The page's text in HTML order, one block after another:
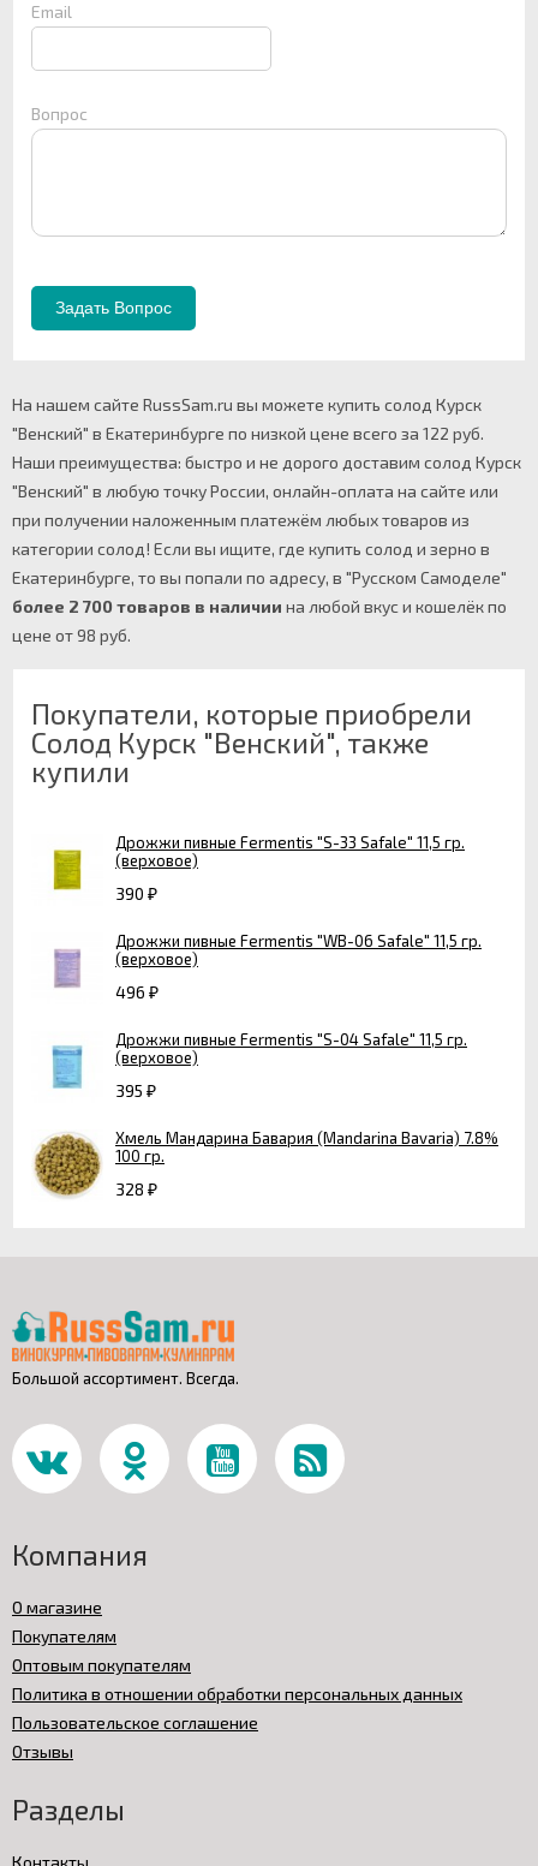
Email
Вопрос
На нашем сайте RussSam.ru вы можете купить солод Курск
"Венский" в Екатеринбурге по низкой цене всего за 122 руб.
Наши преимущества: быстро и не дорого доставим солод Курск
"Венский" в любую точку России, онлайн-оплата на сайте или
при получении наложенным платежём любых товаров из
категории солод! Если вы ищите, где купить солод и зерно в
Екатеринбурге, то вы попали по адресу, в "Русском Самоделе"
более 2 700 товаров в наличии на любой вкус и кошелёк по
цене от 98 руб.
Покупатели, которые приобрели
Солод Курск "Венский", также
купили
Дрожжи пивные Fermentis "S-33 Safale" 11,5 гр.
(верховое)
390 ₽
Дрожжи пивные Fermentis "WB-06 Safale" 11,5 гр.
(верховое)
496 ₽
Дрожжи пивные Fermentis "S-04 Safale" 11,5 гр.
(верховое)
395 ₽
Хмель Мандарина Бавария (Mandarina Bavaria) 7.8%
100 гр.
328 ₽
Большой ассортимент. Всегда.
Компания
О магазине
Покупателям
Оптовым покупателям
Политика в отношении обработки персональных данных
Пользовательское соглашение
Отзывы
Разделы
Контакты